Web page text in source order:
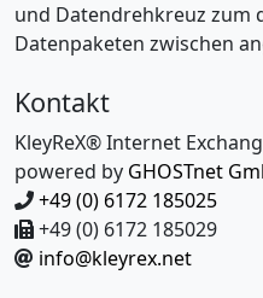
und Datendrehkreuz zum
Datenpaketen zwischen
Kontakt
KleyReX® Internet
powered by GHOSTnet
+49 (0) 6172 185025
+49 (0) 6172 185029
info@kleyrex.net